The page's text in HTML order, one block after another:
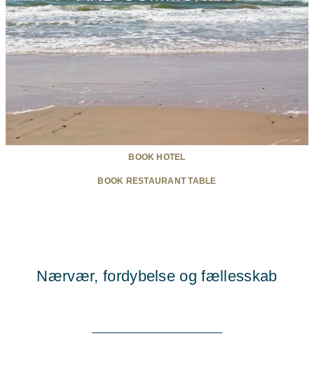
BOOK HOTEL
BOOK RESTAURANT TABLE
Nærvær, fordybelse og fællesskab